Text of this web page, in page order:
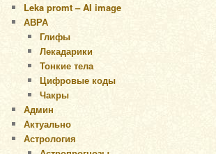
Leka promt – AI image
АВРА
Глифы
Лекадарики
Тонкие тела
Цифровые коды
Чакры
Админ
Актуально
Астрология